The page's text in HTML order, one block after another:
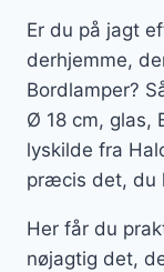
Er du på jagt
derhjemme,
Bordlamper?
Ø 18 cm, glas,
lyskilde fra
præcis det, du
Her får du
nøjagtig det,